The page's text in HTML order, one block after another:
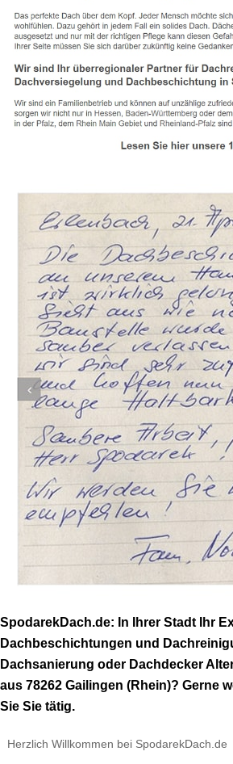
SpodarekDach.de: In Ihrer Stadt Ihr
Dachbeschichtungen und
Dachsanierung oder Dachdecker
aus 78262 Gailingen (Rhein)? Gerne
Sie Sie tätig.
Herzlich Willkommen bei SpodarekDach.de